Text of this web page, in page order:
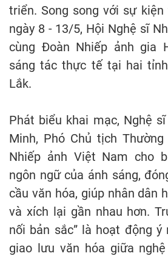
triển. Song song với sự
ngày 8 - 13/5, Hội Nghệ sĩ
cùng Đoàn Nhiếp ảnh gia
sáng tác thực tế tại hai
Lắk.
Phát biểu khai mạc, Nghệ
Minh, Phó Chủ tịch
Nhiếp ảnh Việt Nam cho
ngôn ngữ của ánh sáng,
cầu văn hóa, giúp nhân dân
và xích lại gần nhau hơn.
nối bản sắc” là hoạt động ý
giao lưu văn hóa giữa